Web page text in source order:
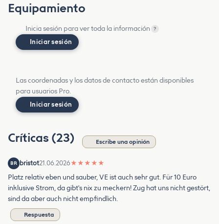
Equipamiento
Inicia sesión para ver toda la información ?
Iniciar sesión
Las coordenadas y los datos de contacto están disponibles
para usuarios Pro.
Iniciar sesión
Críticas (23) Escribe una opinión
BR bristot21.06.2026★ ★ ★ ★ ★
Platz relativ eben und sauber, VE ist auch sehr gut. Für 10 Euro
inklusive Strom, da gibt's nix zu meckern! Zug hat uns nicht gestört,
sind da aber auch nicht empfindlich.
Respuesta